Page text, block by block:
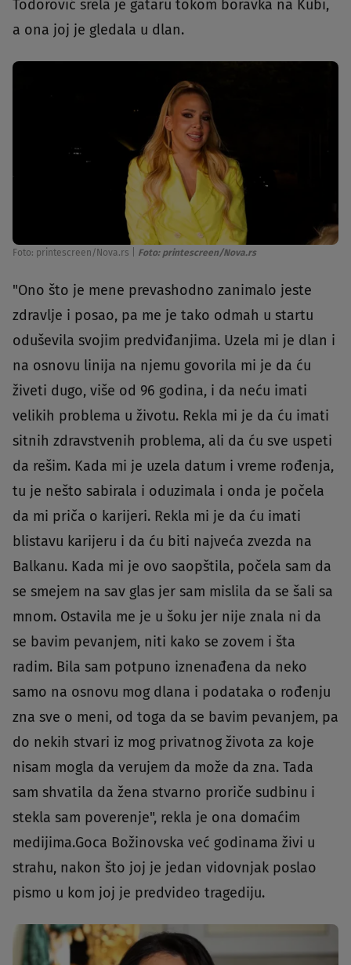
Todorović srela je gataru tokom boravka na Kubi,
a ona joj je gledala u dlan.
Foto: printescreen/Nova.rs Foto: printescreen/Nova.rs
"Ono što je mene prevashodno zanimalo jeste
zdravlje i posao, pa me je tako odmah u startu
oduševila svojim predviđanjima. Uzela mi je dlan i
na osnovu linija na njemu govorila mi je da ću
živeti dugo, više od 96 godina, i da neću imati
velikih problema u životu. Rekla mi je da ću imati
sitnih zdravstvenih problema, ali da ću sve uspeti
da rešim. Kada mi je uzela datum i vreme rođenja,
tu je nešto sabirala i oduzimala i onda je počela
da mi priča o karijeri. Rekla mi je da ću imati
blistavu karijeru i da ću biti najveća zvezda na
Balkanu. Kada mi je ovo saopštila, počela sam da
se smejem na sav glas jer sam mislila da se šali sa
mnom. Ostavila me je u šoku jer nije znala ni da
se bavim pevanjem, niti kako se zovem i šta
radim. Bila sam potpuno iznenađena da neko
samo na osnovu mog dlana i podataka o rođenju
zna sve o meni, od toga da se bavim pevanjem, pa
do nekih stvari iz mog privatnog života za koje
nisam mogla da verujem da može da zna. Tada
sam shvatila da žena stvarno proriče sudbinu i
stekla sam poverenje", rekla je ona domaćim
medijima.Goca Božinovska već godinama živi u
strahu, nakon što joj je jedan vidovnjak poslao
pismo u kom joj je predvideo tragediju.